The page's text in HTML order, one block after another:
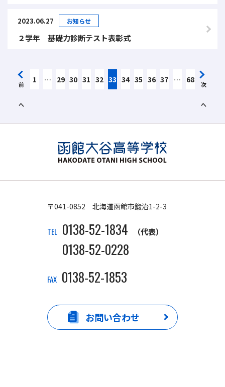
2023.06.27 お知らせ
２学年 基礎力診断テスト表彰式
前
へ
1 … 29 30 31 32 33 34 35 36 37 … 68 次
へ
〒041-0852 北海道函館市鍛治1-2-3
TEL 0138-52-1834 （代表）
0138-52-0228
FAX 0138-52-1853
お問い合わせ